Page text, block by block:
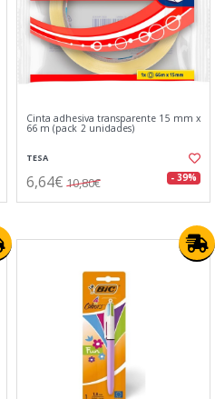
Cinta adhesiva transparente 15 mm x
66 m (pack 2 unidades)
TESA
6,64€ 10,80€ - 39%